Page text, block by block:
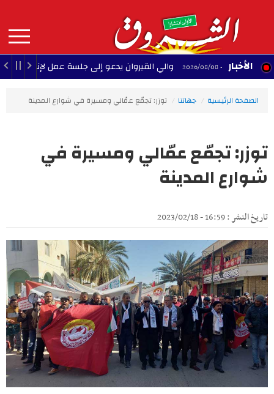
contenu
principal
MAIN
NAVIGATION الأخبار 22:35 - 2026/08/08 والي القيروان يدعو إلى جلسة عمل لإنقاذ الشبيبة
الصفحة الرئيسية جهاتنا توزر: تجمّع عمّالي ومسيرة في شوارع المدينة
توزر: تجمّع عمّالي ومسيرة في
شوارع المدينة
تاريخ النشر : 16:59 - 2023/02/18